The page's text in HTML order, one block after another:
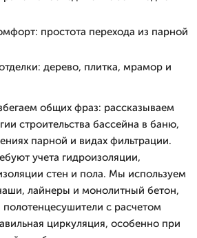
простота перехода из парной
дерево, плитка, мрамор и
общих фраз: рассказываем
строительства бассейна в баню,
парной и видах фильтрации.
учета гидроизоляции,
стен и пола. Мы используем
лайнеры и монолитный бетон,
с расчетом
циркуляция, особенно при